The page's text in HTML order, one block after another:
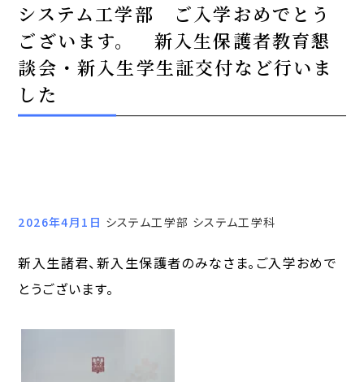
システム工学部 ご入学おめでとう
ございます。 新入生保護者教育懇
談会・新入生学生証交付など行いま
した
2026年4月1日 システム工学部 システム工学科
新入生諸君、新入生保護者のみなさま。ご入学おめで
とうございます。